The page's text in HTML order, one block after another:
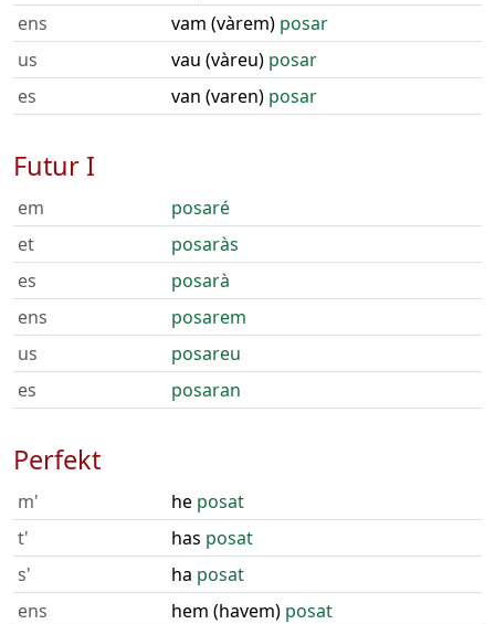
ens
vam (vàrem) posar
us
vau (vàreu) posar
es
van (varen) posar
Futur I
em
posaré
et
posaràs
es
posarà
ens
posarem
us
posareu
es
posaran
Perfekt
m' he posat
t'
has posat
s'
ha posat
ens
hem (havem) posat